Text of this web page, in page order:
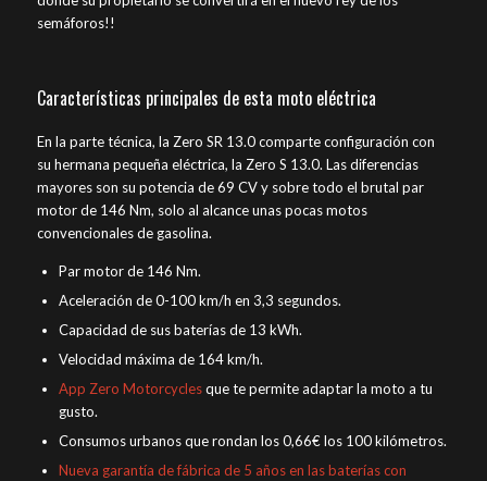
semáforos!!
Características principales de esta moto eléctrica
En la parte técnica, la Zero SR 13.0 comparte configuración con
su hermana pequeña eléctrica, la Zero S 13.0. Las diferencias
mayores son su potencia de 69 CV y sobre todo el brutal par
motor de 146 Nm, solo al alcance unas pocas motos
convencionales de gasolina.
Par motor de 146 Nm.
Aceleración de 0-100 km/h en 3,3 segundos.
Capacidad de sus baterías de 13 kWh.
Velocidad máxima de 164 km/h.
App Zero Motorcyclesque te permite adaptar la moto a tu
gusto.
Consumos urbanos que rondan los 0,66€ los 100 kilómetros.
Nueva garantía de fábrica de 5 años en las baterías con